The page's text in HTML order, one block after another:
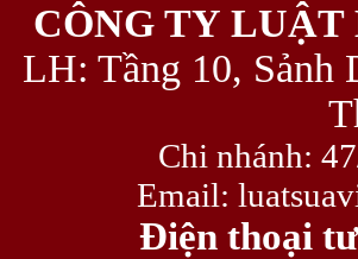
CÔNG TY
LH: Tầng 10, Sảnh
Chi nhánh:
Email:
Điện thoại